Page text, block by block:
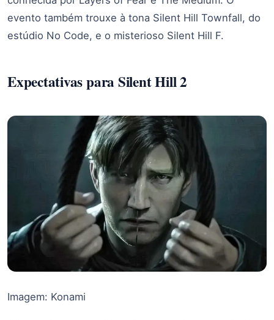
evento também trouxe à tona Silent Hill Townfall, do
estúdio No Code, e o misterioso Silent Hill F.
Expectativas para Silent Hill 2
Imagem: Konami